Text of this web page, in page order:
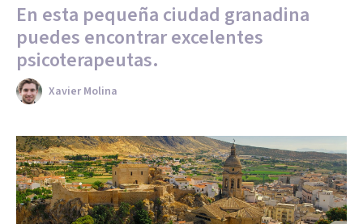
En esta pequeña ciudad granadina
puedes encontrar excelentes
psicoterapeutas.
Xavier Molina